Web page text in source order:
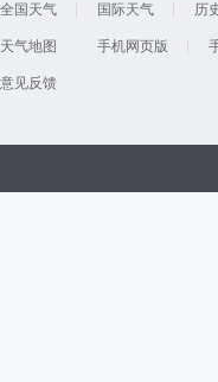
全国天气 国际天气 历
天气地图 手机网页版
意见反馈